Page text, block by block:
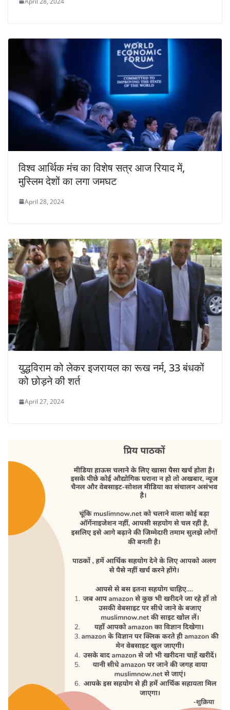
विश्व आर्थिक मंच का विशेष सत्र आज रियाद में,
मुस्लिम देशों का लगा जमघट
April 28, 2024
युद्धविराम को लेकर इजरायल का रूख नर्म, 33 बंधकों
को छोड़ने की शर्त
April 27, 2024